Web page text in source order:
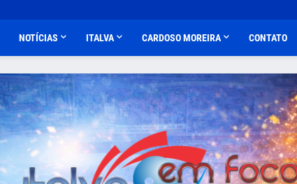
NOTÍCIAS ITALVA CARDOSO MOREIRA CONTATO